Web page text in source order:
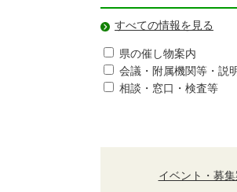
すべての情報を見る
県の催し物案内
会議・附属機関等・説
相談・窓口・検査等
イベント・募